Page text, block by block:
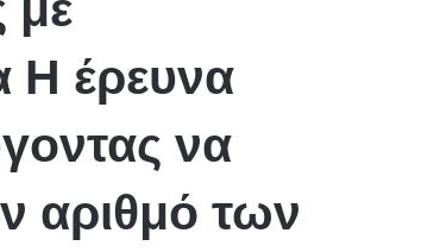
Η έρευνα
να
αριθμό των